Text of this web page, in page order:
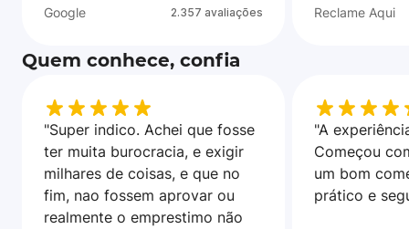
Google 2.357 avaliações Reclame Aqui
Quem conhece, confia
"Super indico. Achei que fosse
ter muita burocracia, e exigir
milhares de coisas, e que no
fim, nao fossem aprovar ou
realmente o emprestimo não
"A
Começou
um bom
prático e